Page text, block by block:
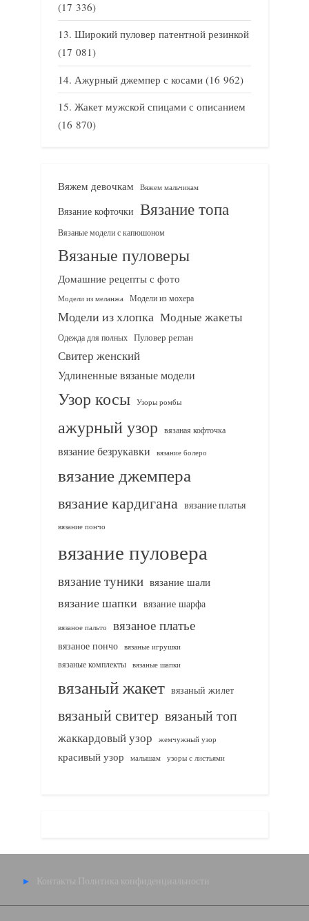
(17 336)
Широкий пуловер патентной резинкой
(17 081)
Ажурный джемпер с косами (16 962)
Жакет мужской спицами с описанием
(16 870)
Вяжем девочкам Вяжем мальчикам
Вязание кофточки Вязание топа
Вязаные модели с капюшоном
Вязаные пуловеры
Домашние рецепты с фото
Модели из меланжа Модели из мохера
Модели из хлопка Модные жакеты
Одежда для полных Пуловер реглан
Свитер женский
Удлиненные вязаные модели
Узор косы Узоры ромбы
ажурный узор вязаная кофточка
вязание безрукавки вязание болеро
вязание джемпера
вязание кардигана вязание платья
вязание пончо
вязание пуловера
вязание туники вязание шали
вязание шапки вязание шарфа
вязаное пальто вязаное платье
вязаное пончо вязаные игрушки
вязаные комплекты
вязаные шапки
вязаный жакет вязаный жилет
вязаный свитер вязаный топ
жаккардовый узор жемчужный узор
красивый узор малышам узоры с листьями
Контакты Политика конфиденциальности